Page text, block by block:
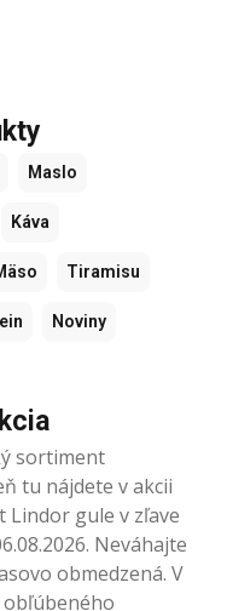
Maslo
Káva
Tiramisu
Noviny
sortiment
tu nájdete v akcii
gule v zľave
Neváhajte
obmedzená. V